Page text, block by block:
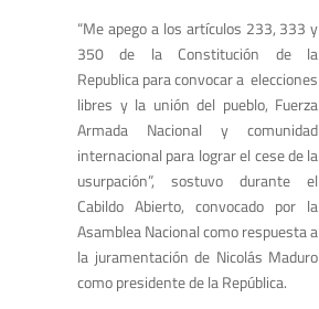
“Me apego a los artículos 233, 333 y
350 de la Constitución de la
Republica para convocar a elecciones
libres y la unión del pueblo, Fuerza
Armada Nacional y comunidad
internacional para lograr el cese de la
usurpación”, sostuvo durante el
Cabildo Abierto, convocado por la
Asamblea Nacional como respuesta a
la juramentación de Nicolás Maduro
como presidente de la República.